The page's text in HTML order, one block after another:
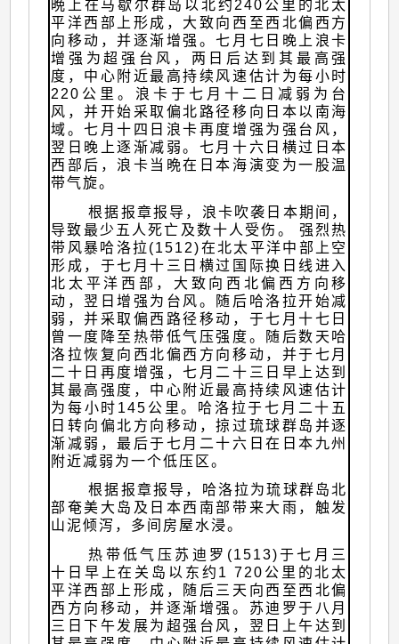
晩上在马歇尔群岛以北约240公里的北太
平洋西部上形成，大致向西至西北偏西方
向移动，并逐渐增强。七月七日晚上浪卡
增强为超强台风，两日后达到其最高强
度，中心附近最高持续风速估计为每小时
220公里。浪卡于七月十二日减弱为台
风，并开始采取偏北路径移向日本以南海
域。七月十四日浪卡再度增强为强台风，
翌日晚上逐渐减弱。七月十六日横过日本
西部后，浪卡当晩在日本海演变为一股温
带气旋。
根据报章报导，浪卡吹袭日本期间，
导致最少五人死亡及数十人受伤。 强烈热
带风暴哈洛拉(1512)在北太平洋中部上空
形成，于七月十三日横过国际换日线进入
北太平洋西部，大致向西北偏西方向移
动，翌日增强为台风。随后哈洛拉开始减
弱，并采取偏西路径移动，于七月十七日
曾一度降至热带低气压强度。随后数天哈
洛拉恢复向西北偏西方向移动，并于七月
二十日再度增强，七月二十三日早上达到
其最高强度，中心附近最高持续风速估计
为每小时145公里。哈洛拉于七月二十五
日转向偏北方向移动，掠过琉球群岛并逐
渐减弱，最后于七月二十六日在日本九州
附近减弱为一个低压区。
根据报章报导，哈洛拉为琉球群岛北
部奄美大岛及日本西南部带来大雨，触发
山泥倾泻，多间房屋水浸。
热带低气压苏迪罗(1513)于七月三
十日早上在关岛以东约1 720公里的北太
平洋西部上形成，随后三天向西至西北偏
西方向移动，并逐渐增强。苏迪罗于八月
三日下午发展为超强台风，翌日上午达到